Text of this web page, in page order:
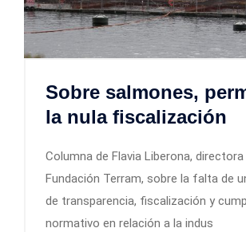
Sobre salmones,
la nula fiscalización
Columna de Flavia Liberona,
Fundación Terram, sobre la falta de
de transparencia, fiscalización y
normativo en relación a la indus